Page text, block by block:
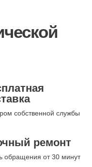
собственной службы
ремонт
обращения от 30 минут